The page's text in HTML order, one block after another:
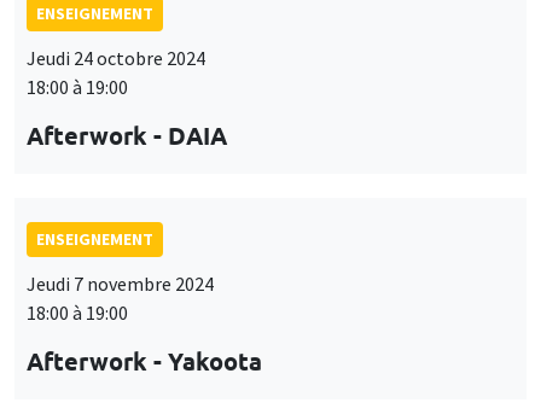
ENSEIGNEMENT
Jeudi 24 octobre 2024
18:00 à 19:00
Afterwork - DAIA
ENSEIGNEMENT
Jeudi 7 novembre 2024
18:00 à 19:00
Afterwork - Yakoota